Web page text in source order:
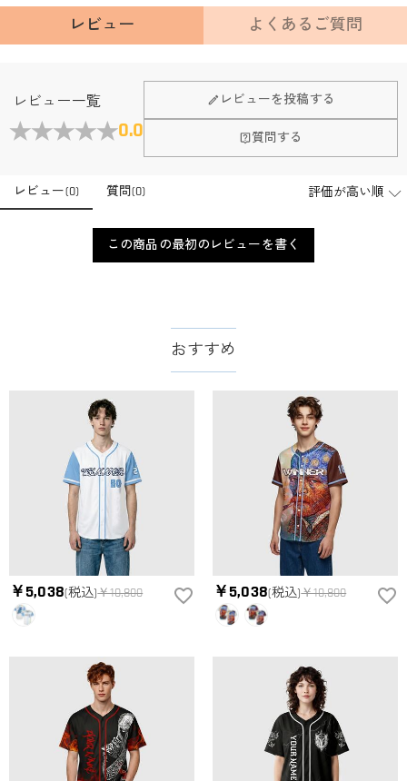
レビュー よくあるご質問
レビュー一覧
0.0
レビューを投稿する
質問する
レビュー(0) 質問(0)
この商品の最初のレビューを書く
おすすめ
￥5,038(税込)￥10,800 ￥5,038(税込)￥10,800